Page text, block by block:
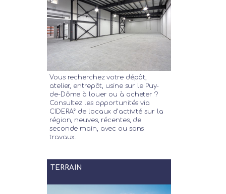
Vous recherchez votre dépôt,
atelier, entrepôt, usine sur le Puy-
de-Dôme à louer ou à acheter ?
Consultez les opportunités via
CIDERA² de locaux d’activité sur la
région, neuves, récentes, de
seconde main, avec ou sans
travaux.
TERRAIN